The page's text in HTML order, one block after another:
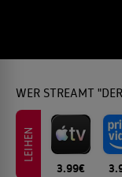
WER STREAMT
LEIHEN
3.99€